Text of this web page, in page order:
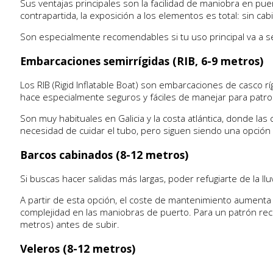
Sus ventajas principales son la facilidad de maniobra en
contrapartida, la exposición a los elementos es total: sin
Son especialmente recomendables si tu uso principal va a
Embarcaciones semirrígidas (RIB, 6-9 metros)
Los RIB (Rigid Inflatable Boat) son embarcaciones de
hace especialmente seguros y fáciles de manejar para
Son muy habituales en Galicia y la costa atlántica, donde
necesidad de cuidar el tubo, pero siguen siendo una opción
Barcos cabinados (8-12 metros)
Si buscas hacer salidas más largas, poder refugiarte de la
A partir de esta opción, el coste de mantenimiento
complejidad en las maniobras de puerto. Para un patrón
metros) antes de subir.
Veleros (8-12 metros)